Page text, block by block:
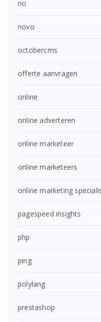
no
novo
octobercms
offerte aanvragen
online
online adverteren
online marketeer
online marketeers
online marketing
pagespeed insights
php
ping
polylang
prestashop